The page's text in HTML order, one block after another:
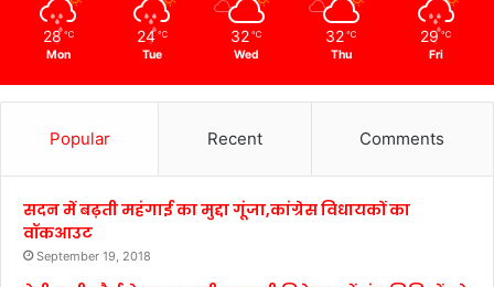
28 ℃
Mon
24 ℃
Tue
32 ℃
Wed
32 ℃
Thu
29 ℃
Fri
Popular Recent Comments
सदन में बढ़ती महंगाई का मुद्दा गूंजा,कांग्रेस विधायकों का
वॉकआउट
September 19, 2018